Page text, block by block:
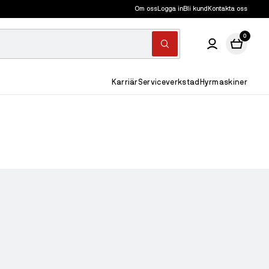
Om ossLogga inBli kund Kontakta oss
0
KarriärServiceverkstad Hyrmaskiner